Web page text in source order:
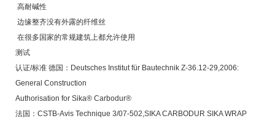
 高耐碱性
 边缘整齐没有外露的纤维丝
 在很多国家的常规建筑上都允许使用
测试
认证/标准 德国：Deutsches Institut für Bautechnik Z-36.12-29,2006:
General Construction
Authorisation for Sika® Carbodur®
法国：CSTB-Avis Technique 3/07-502,SIKA CARBODUR SIKA WRAP